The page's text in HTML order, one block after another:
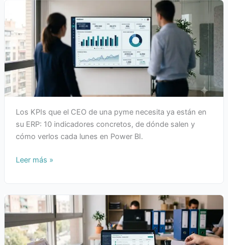
Los KPIs que el CEO de una pyme necesita ya están en
su ERP: 10 indicadores concretos, de dónde salen y
cómo verlos cada lunes en Power BI.
Leer más »